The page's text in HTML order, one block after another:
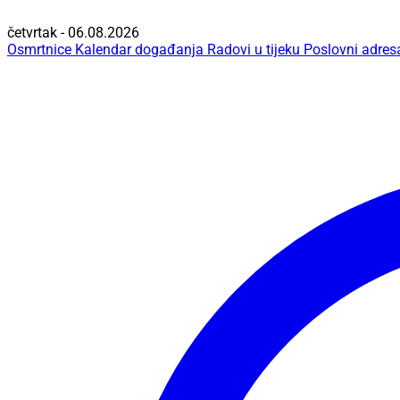
četvrtak - 06.08.2026
Osmrtnice Kalendar događanja Radovi u tijeku Poslovni